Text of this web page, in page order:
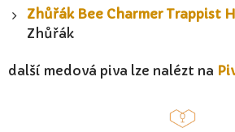
Zhůřák Bee Charmer Trappist
Zhůřák
další medová piva lze nalézt na